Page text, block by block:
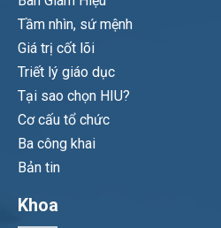
Tầm nhìn, sứ mệnh
Giá trị cốt lõi
Triết lý giáo dục
Tại sao chọn HIU?
Cơ cấu tổ chức
Ba công khai
Bản tin
Khoa